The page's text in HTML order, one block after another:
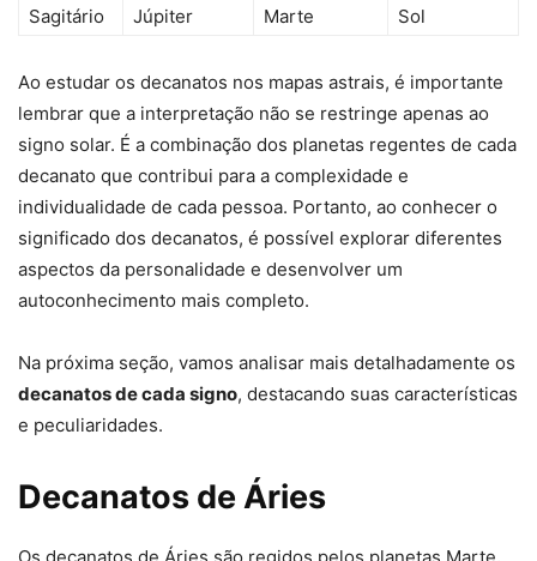
Sagitário
Júpiter Marte Sol
Ao estudar os decanatos nos mapas astrais, é importante
lembrar que a interpretação não se restringe apenas ao
signo solar. É a combinação dos planetas regentes de cada
decanato que contribui para a complexidade e
individualidade de cada pessoa. Portanto, ao conhecer o
significado dos decanatos, é possível explorar diferentes
aspectos da personalidade e desenvolver um
autoconhecimento mais completo.
Na próxima seção, vamos analisar mais detalhadamente os
decanatos de cada signo, destacando suas características
e peculiaridades.
Decanatos de Áries